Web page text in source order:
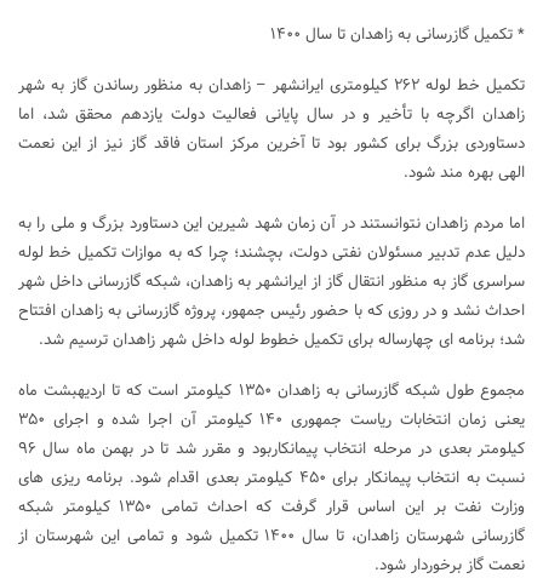
* تکمیل گازرسانی به زاهدان تا سال ۱۴۰۰
تکمیل خط لوله ۲۶۲ کیلومتری ایرانشهر – زاهدان به منظور رساندن گاز به شهر
زاهدان اگرچه با تأخیر و در سال پایانی فعالیت دولت یازدهم محقق شد، اما
دستاوردی بزرگ برای کشور بود تا آخرین مرکز استان فاقد گاز نیز از این نعمت
الهی بهره مند شود.
اما مردم زاهدان نتوانستند در آن زمان شهد شیرین این دستاورد بزرگ و ملی را به
دلیل عدم تدبیر مسئولان نفتی دولت، بچشند؛ چرا که به موازات تکمیل خط لوله
سراسری گاز به منظور انتقال گاز از ایرانشهر به زاهدان، شبکه گازرسانی داخل شهر
احداث نشد و در روزی که با حضور رئیس جمهور، پروژه گازرسانی به زاهدان افتتاح
شد؛ برنامه ای چهارساله برای تکمیل خطوط لوله داخل شهر زاهدان ترسیم شد.
مجموع طول شبکه گازرسانی به زاهدان ۱۳۵۰ کیلومتر است که تا اردیهبشت ماه
یعنی زمان انتخابات ریاست جمهوری ۱۴۰ کیلومتر آن اجرا شده و اجرای ۳۵۰
کیلومتر بعدی در مرحله انتخاب پیمانکاربود و مقرر شد تا در بهمن ماه سال ۹۶
نسبت به انتخاب پیمانکار برای ۴۵۰ کیلومتر بعدی اقدام شود. برنامه ریزی های
وزارت نفت بر این اساس قرار گرفت که احداث تمامی ۱۳۵۰ کیلومتر شبکه
گازرسانی شهرستان زاهدان، تا سال ۱۴۰۰ تکمیل شود و تمامی این شهرستان از
نعمت گاز برخوردار شود.